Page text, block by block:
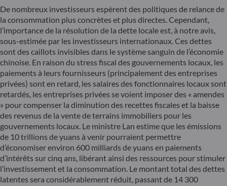
De nombreux investisseurs espèrent des politiques de relance de
la consommation plus concrètes et plus directes. Cependant,
l’importance de la résolution de la dette locale est, à notre avis,
sous-estimée par les investisseurs internationaux. Ces dettes
sont des caillots invisibles dans le système sanguin de l’économie
chinoise. En raison du stress fiscal des gouvernements locaux, les
paiements à leurs fournisseurs (principalement des entreprises
privées) sont en retard, les salaires des fonctionnaires locaux sont
retardés, les entreprises privées se voient imposer des « amendes
» pour compenser la diminution des recettes fiscales et la baisse
des revenus de la vente de terrains immobiliers pour les
gouvernements locaux. Le ministre Lan estime que les émissions
de 10 trillions de yuans à venir pourraient permettre
d’économiser environ 600 milliards de yuans en paiements
d’intérêts sur cinq ans, libérant ainsi des ressources pour stimuler
l’investissement et la consommation. Le montant total des dettes
latentes sera considérablement réduit, passant de 14 300